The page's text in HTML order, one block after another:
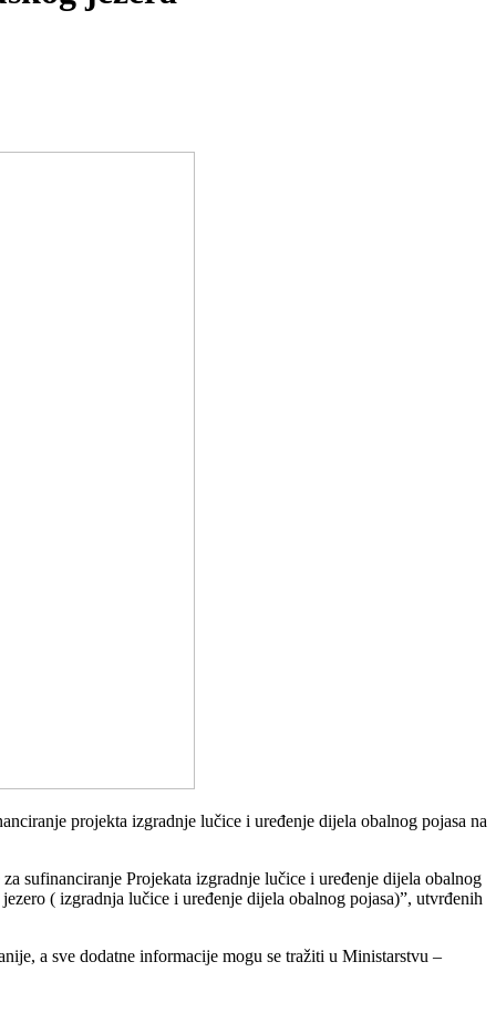
projekta izgradnje lučice i uređenje dijela obalnog pojasa na
sufinanciranje Projekata izgradnje lučice i uređenje dijela obalnog
( izgradnja lučice i uređenje dijela obalnog pojasa)”, utvrđenih
a sve dodatne informacije mogu se tražiti u Ministarstvu –